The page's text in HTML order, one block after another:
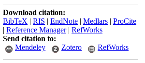
Download citation:
BibTeX | RIS | EndNote | Medlars | ProCite
| Reference Manager| RefWorks
Send citation to:
Mendeley
Zotero RefWorks